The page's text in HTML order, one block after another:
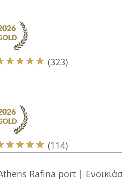
(323)
(114)
Rafina port |